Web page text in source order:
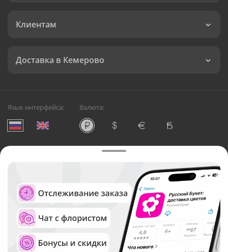
Клиентам
Доставка в Кемерово
Язык интерфейса: Валюта:
Служба круглосуточной доставки цветов в Кемерово
Русский Букет, 2026
Общество с ограниченной ответственностью «Технология»
ОГРН: 1195476081745, ИНН: 5410081997
Юридический адрес: г. Новосибирск, ул. Ипподромская,
д.42, оф. 3
Рейтинг Русского букета